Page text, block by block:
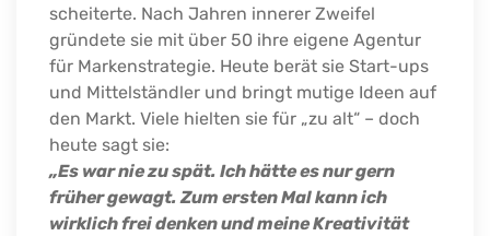
scheiterte. Nach Jahren innerer Zweifel
gründete sie mit über 50 ihre eigene Agentur
für Markenstrategie. Heute berät sie Start-ups
und Mittelständler und bringt mutige Ideen auf
den Markt. Viele hielten sie für „zu alt“ – doch
heute sagt sie:
„Es war nie zu spät. Ich hätte es nur gern
früher gewagt. Zum ersten Mal kann ich
wirklich frei denken und meine Kreativität